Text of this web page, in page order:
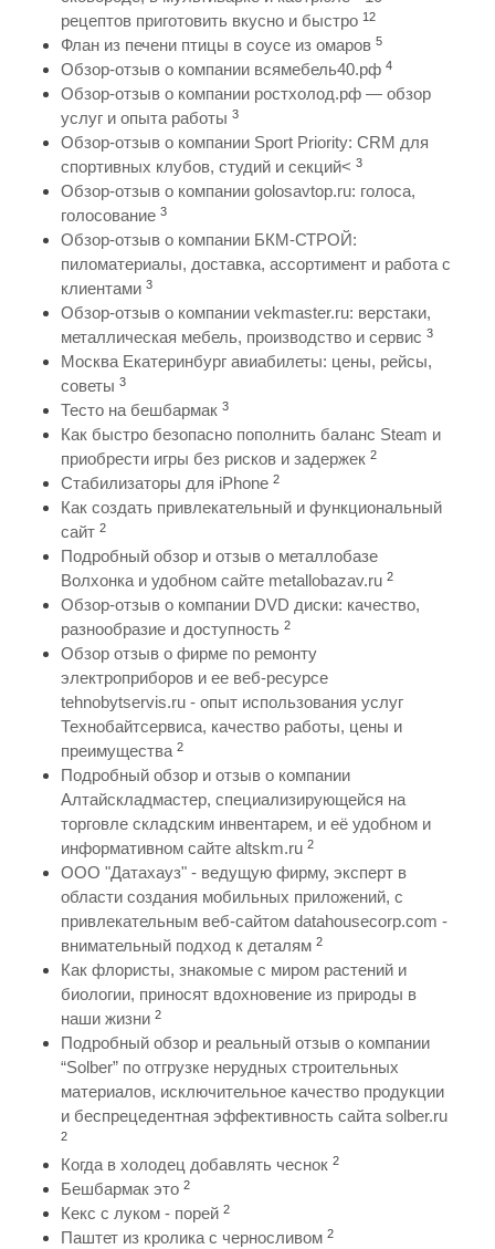
рецептов приготовить вкусно и быстро 12
Флан из печени птицы в соусе из омаров 5
Обзор-отзыв о компании всямебель40.рф 4
Обзор-отзыв о компании ростхолод.рф — обзор
услуг и опыта работы 3
Обзор-отзыв о компании Sport Priority: CRM для
спортивных клубов, студий и секций< 3
Обзор-отзыв о компании golosavtop.ru: голоса,
голосование 3
Обзор-отзыв о компании БКМ-СТРОЙ:
пиломатериалы, доставка, ассортимент и работа с
клиентами 3
Обзор-отзыв о компании vekmaster.ru: верстаки,
металлическая мебель, производство и сервис 3
Москва Екатеринбург авиабилеты: цены, рейсы,
советы 3
Тесто на бешбармак 3
Как быстро безопасно пополнить баланс Steam и
приобрести игры без рисков и задержек 2
Стабилизаторы для iPhone 2
Как создать привлекательный и функциональный
сайт 2
Подробный обзор и отзыв о металлобазе
Волхонка и удобном сайте metallobazav.ru 2
Обзор-отзыв о компании DVD диски: качество,
разнообразие и доступность 2
Обзор отзыв о фирме по ремонту
электроприборов и ее веб-ресурсе
tehnobytservis.ru - опыт использования услуг
Технобайтсервиса, качество работы, цены и
преимущества 2
Подробный обзор и отзыв о компании
Алтайскладмастер, специализирующейся на
торговле складским инвентарем, и её удобном и
информативном сайте altskm.ru 2
ООО "Датахауз" - ведущую фирму, эксперт в
области создания мобильных приложений, с
привлекательным веб-сайтом datahousecorp.com -
внимательный подход к деталям 2
Как флористы, знакомые с миром растений и
биологии, приносят вдохновение из природы в
наши жизни 2
Подробный обзор и реальный отзыв о компании
“Solber” по отгрузке нерудных строительных
материалов, исключительное качество продукции
и беспрецедентная эффективность сайта solber.ru
2
Когда в холодец добавлять чеснок 2
Бешбармак это 2
Кекс с луком - порей 2
Паштет из кролика с черносливом 2